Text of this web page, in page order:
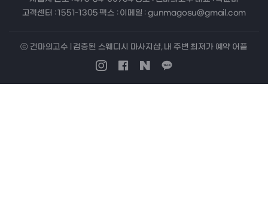
고객센터 : 1551-1305 팩스 : 이메일 : gunmagosu@gmail.com
ⓒ 건마의고수 | 검증된 스웨디시 마사지샵, 내 주변 최저가 예약 어플